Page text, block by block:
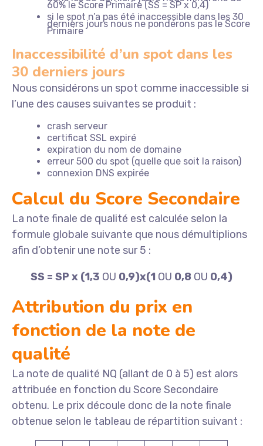
60% le Score Primaire (SS = SP x 0,4)
si le spot n’a pas été inaccessible dans les 30
derniers jours nous ne pondérons pas le Score
Primaire
Inaccessibilité d’un spot dans les
30 derniers jours
Nous considérons un spot comme inaccessible si
l’une des causes suivantes se produit :
crash serveur
certificat SSL expiré
expiration du nom de domaine
erreur 500 du spot (quelle que soit la raison)
connexion DNS expirée
Calcul du Score Secondaire
La note finale de qualité est calculée selon la
formule globale suivante que nous démultiplions
afin d’obtenir une note sur 5 :
SS = SP x (1,3 OU 0,9)x(1 OU 0,8 OU 0,4)
Attribution du prix en
fonction de la note de
qualité
La note de qualité NQ (allant de 0 à 5) est alors
attribuée en fonction du Score Secondaire
obtenu. Le prix découle donc de la note finale
obtenue selon le tableau de répartition suivant :